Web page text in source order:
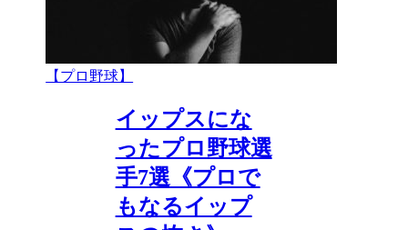
【プロ野球】
イップスにな
ったプロ野球選
手7選《プロで
もなるイップ